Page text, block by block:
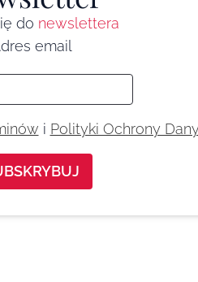
do newslettera
email
i Polityki Ochrony